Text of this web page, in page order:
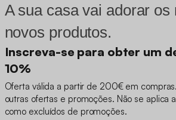
A sua casa vai adorar os
novos produtos.
Inscreva-se para obter um
10%
Oferta válida a partir de 200€ em
outras ofertas e promoções. Não se aplica
como excluídos de promoções.